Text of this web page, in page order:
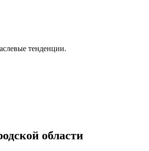
тенденции.
области